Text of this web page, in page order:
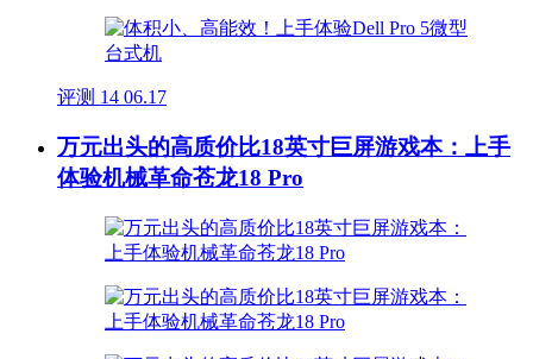
评测 14 06.17
万元出头的高质价比18英寸巨屏游戏本：上手
体验机械革命苍龙18 Pro